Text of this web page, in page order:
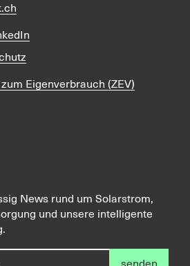
Eigenverbrauch (ZEV)
News rund um Solarstrom,
und unsere intelligente
senden